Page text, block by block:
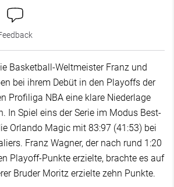
Basketball-Weltmeister Franz und
bei ihrem Debüt in den Playoffs der
Profiliga NBA eine klare Niederlage
In Spiel eins der Serie im Modus Best-
Orlando Magic mit 83:97 (41:53) bei
Franz Wagner, der nach rund 1:20
Playoff-Punkte erzielte, brachte es auf
Bruder Moritz erzielte zehn Punkte.